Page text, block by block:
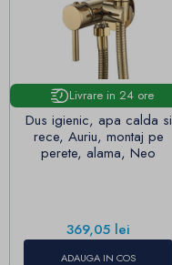
Livrare in 24 ore
Dus igienic, apa calda si
rece, Auriu, montaj pe
perete, alama, Neo
Pret
369,05 lei
ADAUGA IN COS